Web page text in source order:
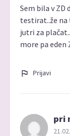
Sem bila v ZD
testirat..že na
jutri za
more pa eden
Prijavi
pri